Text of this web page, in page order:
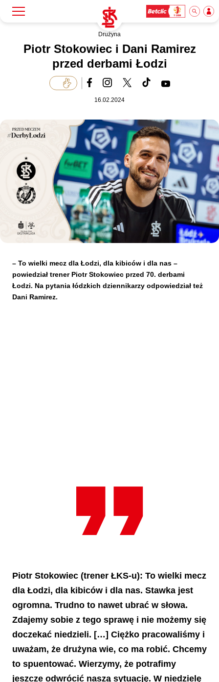
Klub
Biznes
Kibice
Drużyna
Piotr Stokowiec i Dani Ramirez
przed derbami Łodzi
16.02.2024
– To wielki mecz dla Łodzi, dla kibiców i dla nas –
powiedział trener Piotr Stokowiec przed 70. derbami
Łodzi. Na pytania łódzkich dziennikarzy odpowiedział też
Dani Ramirez.
Piotr Stokowiec (trener ŁKS-u): To wielki mecz
dla Łodzi, dla kibiców i dla nas. Stawka jest
ogromna. Trudno to nawet ubrać w słowa.
Zdajemy sobie z tego sprawę i nie możemy się
doczekać niedzieli. […] Ciężko pracowaliśmy i
uważam, że drużyna wie, co ma robić. Chcemy
to spuentować. Wierzymy, że potrafimy
jeszcze odwrócić naszą sytuację. W niedzielę